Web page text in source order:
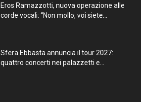
Eros Ramazzotti, nuova operazione alle
corde vocali: “Non mollo, voi siete...
Sfera Ebbasta annuncia il tour 2027:
quattro concerti nei palazzetti e...